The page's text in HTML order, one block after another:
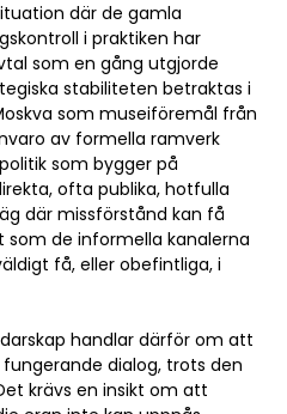
där de gamla
i praktiken har
som en gång utgjorde
stabiliteten betraktas i
som museiföremål från
av formella ramverk
som bygger på
ofta publika, hotfulla
där missförstånd kan få
som de informella kanalerna
få, eller obefintliga, i
handlar därför om att
dialog, trots den
krävs en insikt om att